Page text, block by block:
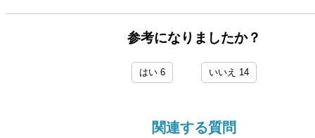
参考になりましたか？
はい 6 いいえ 14
関連する質問